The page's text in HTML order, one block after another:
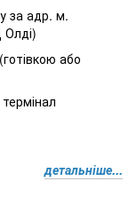
за адр. м.
або
термінал
детальніше...